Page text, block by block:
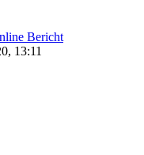
Bericht
13:11